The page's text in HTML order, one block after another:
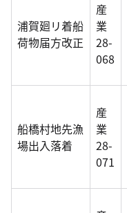
浦賀廻リ着船
荷物届方改正
産
業
28-
068
船橋村地先漁
場出入落着
産
業
28-
071